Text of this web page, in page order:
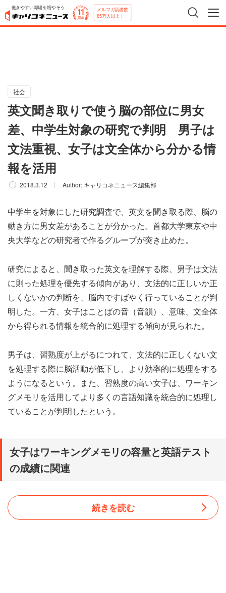
働きやすい職場を増やそう メルマガ読者数
65万人以上！
社会
英文聞き取りで使う脳の部位に男女
差、中学生対象の研究で判明 男子は
文法重視、女子は文全体から分かる情
報を活用
2018.3.12 Author: キャリコネニュース編集部
中学生を対象にした研究調査で、英文を聞き取る際、脳の
動き方に男女差があることが分かった。首都大学東京や中
央大学などの研究者で作るグループが突き止めた。
研究によると、聞き取った英文を理解する際、男子は文法
に則った処理を優先する傾向があり、文法的に正しいか正
しくないかの判断を、脳内ですばやく行っていることが判
明した。一方、女子はことばの音（音韻）、意味、文全体
から得られる情報を統合的に処理する傾向が見られた。
男子は、習熟度が上がるにつれて、文法的に正しくない文
を処理する際に脳活動が低下し、より効率的に処理をする
ようになるという。また、習熟度の高い女子は、ワーキン
グメモリを活用してより多くの言語知識を統合的に処理し
ていることが判明したという。
女子はワーキングメモリの容量と英語テスト
の成績に関連
続きを読む